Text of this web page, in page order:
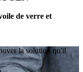
de verre et
la solution qu'il